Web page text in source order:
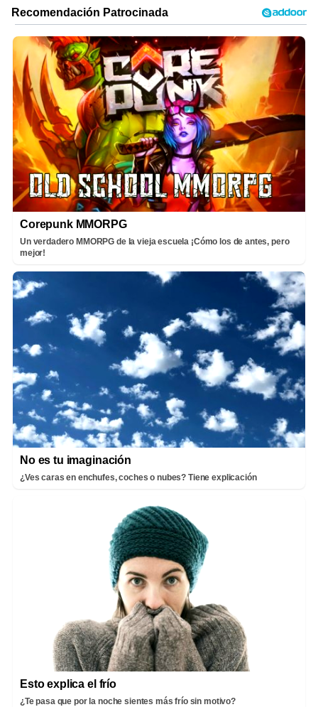
Corepunk MMORPG
Un verdadero MMORPG de la vieja escuela ¡Cómo los de antes, pero
mejor!
No es tu imaginación
¿Ves caras en enchufes, coches o nubes? Tiene explicación
Esto explica el frío
¿Te pasa que por la noche sientes más frío sin motivo?